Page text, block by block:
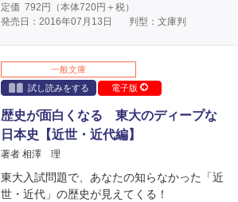
定価 792 円（本体720円＋税）
発売日：2016年07月13日
判型：文庫判
一般文庫
試し読みをする
電子版
歴史が面白くなる 東大のディープな
日本史【近世・近代編】
著者 相澤 理
東大入試問題で、あなたの知らなかった「近
世・近代」の歴史が見えてくる！